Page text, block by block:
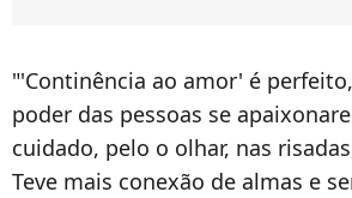
"'Continência ao amor' é
poder das pessoas se
cuidado, pelo o olhar, nas
Teve mais conexão de almas e